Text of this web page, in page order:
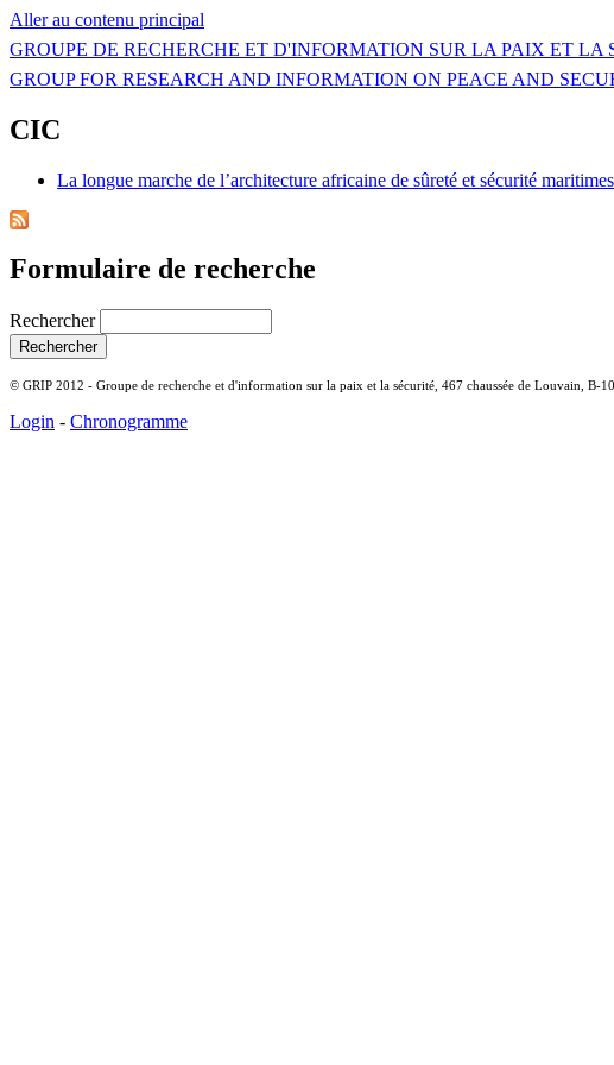
Aller au contenu principal
GROUPE DE RECHERCHE ET D'INFORMATION SUR LA PAIX ET LA
GROUP FOR RESEARCH AND INFORMATION ON PEACE AND
CIC
La longue marche de l’architecture africaine de sûreté et sécurité
Formulaire de recherche
Rechercher
© GRIP 2012 - Groupe de recherche et d'information sur la paix et la sécurité, 467 chaussée de Louvain, B-
Login - Chronogramme